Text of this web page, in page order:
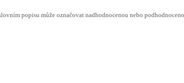
popisu může označovat nadhodnocenou nebo